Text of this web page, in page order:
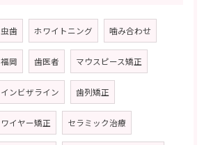
虫歯 ホワイトニング 噛み合わせ
福岡 歯医者 マウスピース矯正
インビザライン 歯列矯正
ワイヤー矯正 セラミック治療